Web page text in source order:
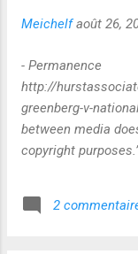
Meichelf août 26,
- Permanence
http://
greenberg-v-
between media
copyright
"media neutrality."
2